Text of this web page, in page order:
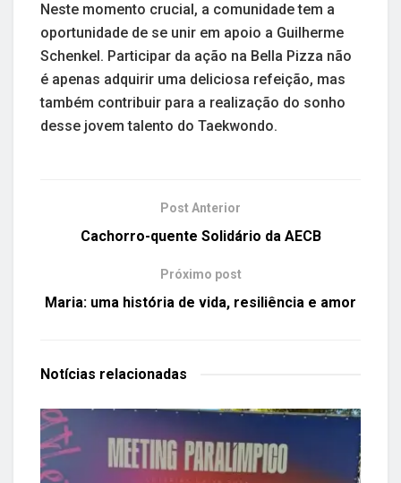
Neste momento crucial, a comunidade tem a
oportunidade de se unir em apoio a Guilherme
Schenkel. Participar da ação na Bella Pizza não
é apenas adquirir uma deliciosa refeição, mas
também contribuir para a realização do sonho
desse jovem talento do Taekwondo.
Post Anterior
Cachorro-quente Solidário da AECB
Próximo post
Maria: uma história de vida, resiliência e amor
Notícias relacionadas